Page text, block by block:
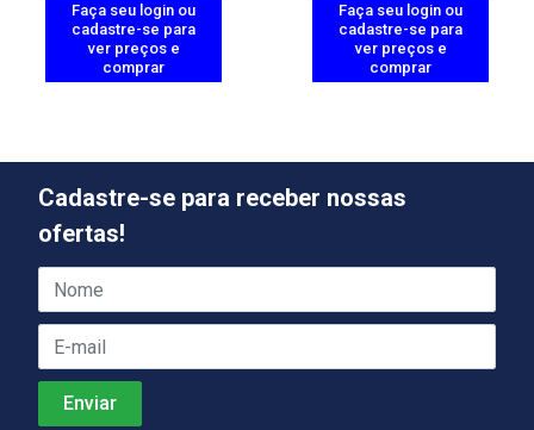
Faça seu login ou
cadastre-se para
ver preços e
comprar
Faça seu login ou
cadastre-se para
ver preços e
comprar
Cadastre-se para receber nossas
ofertas!